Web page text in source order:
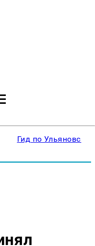
Гид по Ульяновску